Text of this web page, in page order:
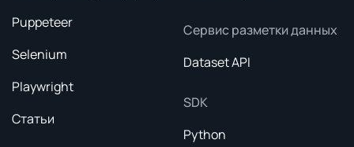
Puppeteer
Selenium
Playwright
Статьи
Сервис разметки данных
Dataset API
SDK
Python